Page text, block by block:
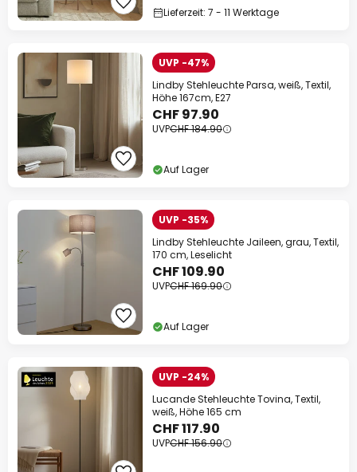
Lieferzeit: 7 - 11 Werktage
UVP -47%
Lindby Stehleuchte Parsa, weiß, Textil,
Höhe 167cm, E27
CHF 97.90
UVPCHF 184.90
Auf Lager
UVP -35%
Lindby Stehleuchte Jaileen, grau, Textil,
170 cm, Leselicht
CHF 109.90
UVPCHF 169.90
Auf Lager
UVP -24%
Lucande Stehleuchte Tovina, Textil,
weiß, Höhe 165 cm
CHF 117.90
UVPCHF 156.90